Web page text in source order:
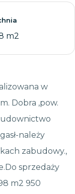
m2
w
Dobra ,pow.
należy
zabudowy.,
sprzedaży
m2 950